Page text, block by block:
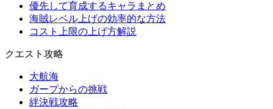
優先して育成するキャラまとめ
海賊レベル上げの効率的な方法
コスト上限の上げ方解説
クエスト攻略
大航海
ガープからの挑戦
絆決戦攻略